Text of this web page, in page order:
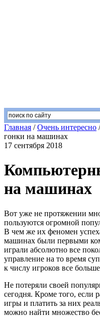
Главная /Очень интересно
гонки на машинах
17 сентября 2018
на машинах
Вот уже не протяжении
пользуются огромной
В чем же их феномен
машинах были первыми
играли абсолютно все
управление на то время
к числу игроков все
Не потеряли своей
сегодня. Кроме того, если
игры и платить за них
можно найти множество